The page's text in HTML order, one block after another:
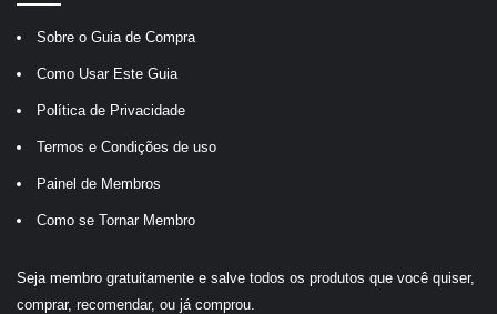
Sobre o Guia de Compra
Como Usar Este Guia
Política de Privacidade
Termos e Condições de uso
Painel de Membros
Como se Tornar Membro
Seja membro gratuitamente e salve todos os produtos que você quiser,
comprar, recomendar, ou já comprou.